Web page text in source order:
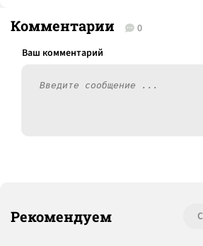
Комментарии 0
Рекомендуем